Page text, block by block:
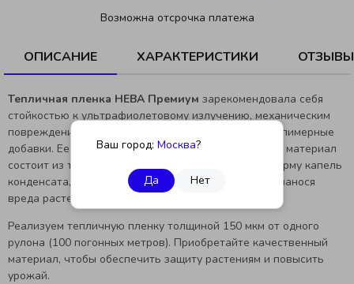
Ваш город: Москва?
Да Нет
Возможна отсрочка платежа
ОПИСАНИЕ ХАРАКТЕРИСТИКИ ОТЗЫВЫ
Тепличная пленка НЕВА Премиум зарекомендовала себя
стойкостью к ультрафиолетовому излучению, механическим
повреждениям, так как имеет в своем составе сополимерные
добавки. Ее не нужно снимать на зиму. Прозрачный материал
состоит из трех слоев, устойчив к ветру. Меняет форму капель
конденсата, делая их плоскими. Капли стекают, не нанося
вреда растениям.
Реализуем тепличную пленку толщиной 150 мкм от одного
рулона (100 погонных метров). Приобретайте качественный
материал, чтобы обеспечить защиту растениям и повысить
урожай.